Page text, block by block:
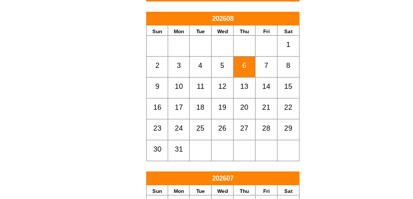
202608
Sun Mon Tue Wed Thu Fri Sat
1
2 3 4 5 6 7 8
9 10 11 12 13 14 15
16 17 18 19 20 21 22
23 24 25 26 27 28 29
30 31
202607
Sun Mon Tue Wed Thu Fri Sat